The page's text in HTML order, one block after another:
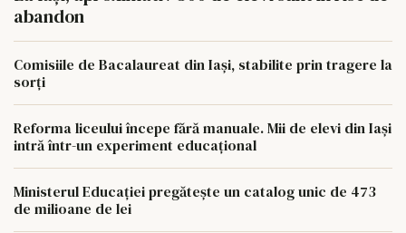
abandon
Comisiile de Bacalaureat din Iași, stabilite prin tragere la
sorți
Reforma liceului începe fără manuale. Mii de elevi din Iași
intră într-un experiment educațional
Ministerul Educației pregătește un catalog unic de 473
de milioane de lei